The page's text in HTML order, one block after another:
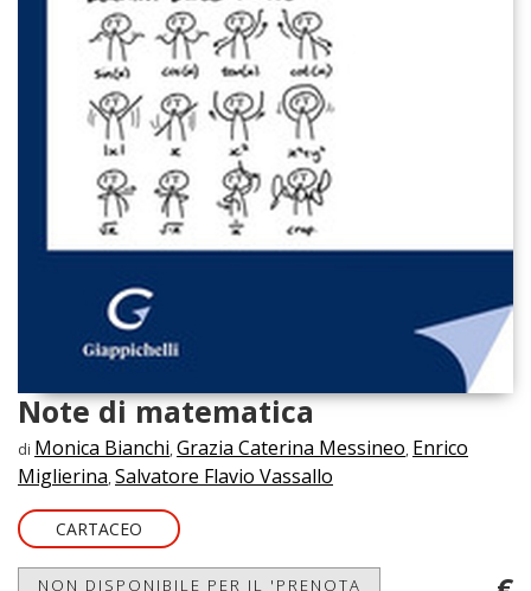
Note di matematica
di Monica Bianchi, Grazia Caterina Messineo, Enrico
Miglierina, Salvatore Flavio Vassallo
CARTACEO
NON DISPONIBILE PER IL 'PRENOTA